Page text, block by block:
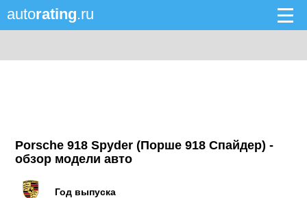
autorating.ru
Porsche 918 Spyder (Порше 918 Спайдер) -
обзор модели авто
Год выпуска